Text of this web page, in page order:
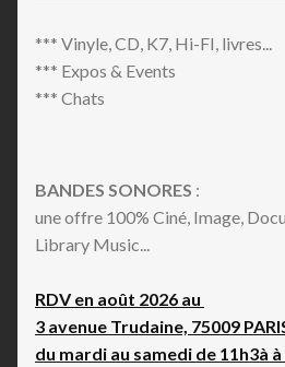
*** Vinyle, CD, K7, Hi-FI, livres...
*** Expos & Events
*** Chats
BANDES SONORES :
une offre 100% Ciné, Image,
Library Music...
RDV en août 2026 au
3 avenue Trudaine, 75009
du mardi au samedi de 11h3à